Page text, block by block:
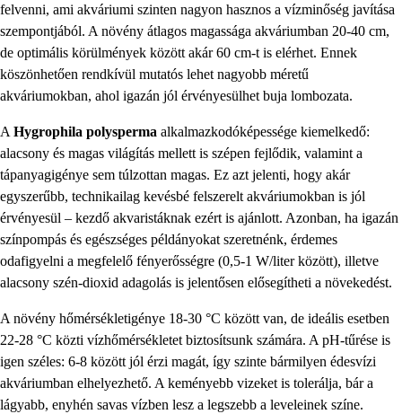
felvenni, ami akváriumi szinten nagyon hasznos a vízminőség javítása
szempontjából. A növény átlagos magassága akváriumban 20-40 cm,
de optimális körülmények között akár 60 cm-t is elérhet. Ennek
köszönhetően rendkívül mutatós lehet nagyobb méretű
akváriumokban, ahol igazán jól érvényesülhet buja lombozata.
A Hygrophila polysperma alkalmazkodóképessége kiemelkedő:
alacsony és magas világítás mellett is szépen fejlődik, valamint a
tápanyagigénye sem túlzottan magas. Ez azt jelenti, hogy akár
egyszerűbb, technikailag kevésbé felszerelt akváriumokban is jól
érvényesül – kezdő akvaristáknak ezért is ajánlott. Azonban, ha igazán
színpompás és egészséges példányokat szeretnénk, érdemes
odafigyelni a megfelelő fényerősségre (0,5-1 W/liter között), illetve
alacsony szén-dioxid adagolás is jelentősen elősegítheti a növekedést.
A növény hőmérsékletigénye 18-30 °C között van, de ideális esetben
22-28 °C közti vízhőmérsékletet biztosítsunk számára. A pH-tűrése is
igen széles: 6-8 között jól érzi magát, így szinte bármilyen édesvízi
akváriumban elhelyezhető. A keményebb vizeket is tolerálja, bár a
lágyabb, enyhén savas vízben lesz a legszebb a leveleinek színe.